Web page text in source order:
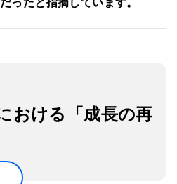
おける「成長の再